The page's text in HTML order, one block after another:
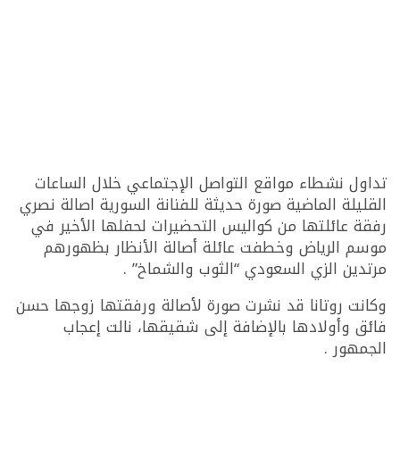
تداول نشطاء مواقع التواصل الإجتماعي خلال الساعات
القليلة الماضية صورة حديثة للفنانة السورية اصالة نصري
رفقة عائلتها من كواليس التحضيرات لحفلها الأخير في
موسم الرياض وخطفت عائلة أصالة الأنظار بظهورهم
مرتدين الزي السعودي “الثوب والشماخ” .
وكانت روتانا قد نشرت صورة لأصالة ورفقتها زوجها حسن
فائق وأولادها بالإضافة إلى شقيقها، نالت إعجاب
الجمهور .